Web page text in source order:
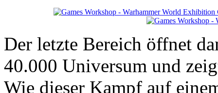
Der letzte Bereich öffnet
40.000 Universum und
Wie dieser Kampf auf